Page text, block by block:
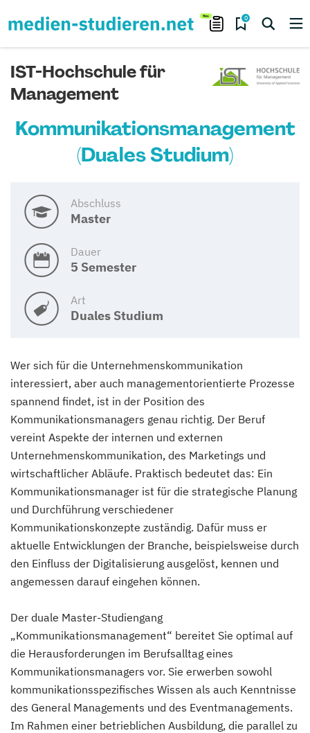
0
IST-Hochschule für
Management
Kommunikationsmanagement
(Duales Studium)
Abschluss
Master
Dauer
5 Semester
Art
Duales Studium
Wer sich für die Unternehmenskommunikation
interessiert, aber auch managementorientierte Prozesse
spannend findet, ist in der Position des
Kommunikationsmanagers genau richtig. Der Beruf
vereint Aspekte der internen und externen
Unternehmenskommunikation, des Marketings und
wirtschaftlicher Abläufe. Praktisch bedeutet das: Ein
Kommunikationsmanager ist für die strategische Planung
und Durchführung verschiedener
Kommunikationskonzepte zuständig. Dafür muss er
aktuelle Entwicklungen der Branche, beispielsweise durch
den Einfluss der Digitalisierung ausgelöst, kennen und
angemessen darauf eingehen können.
Der duale Master-Studiengang
„Kommunikationsmanagement“ bereitet Sie optimal auf
die Herausforderungen im Berufsalltag eines
Kommunikationsmanagers vor. Sie erwerben sowohl
kommunikationsspezifisches Wissen als auch Kenntnisse
des General Managements und des Eventmanagements.
Im Rahmen einer betrieblichen Ausbildung, die parallel zu